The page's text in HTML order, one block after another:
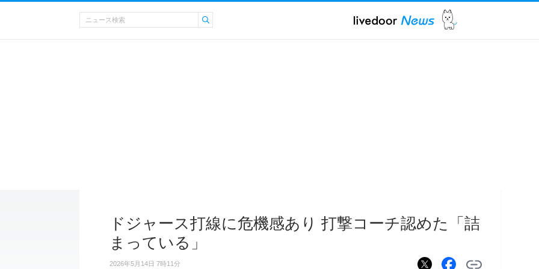
ドジャース打線に危機感あり 打撃コーチ認めた「詰
まっている」
2026年5月14日 7時11分